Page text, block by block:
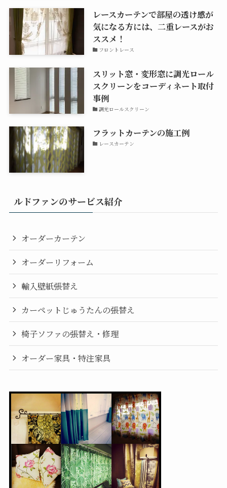
レースカーテンで部屋の透け感が
気になる方には、二重レースがお
ススメ！
フロントレース
スリット窓・変形窓に調光ロール
スクリーンをコーディネート取付
事例
調光ロールスクリーン
フラットカーテンの施工例
レースカーテン
ルドファンのサービス紹介
オーダーカーテン
オーダーリフォーム
輸入壁紙張替え
カーペットじゅうたんの張替え
椅子ソファの張替え・修理
オーダー家具・特注家具